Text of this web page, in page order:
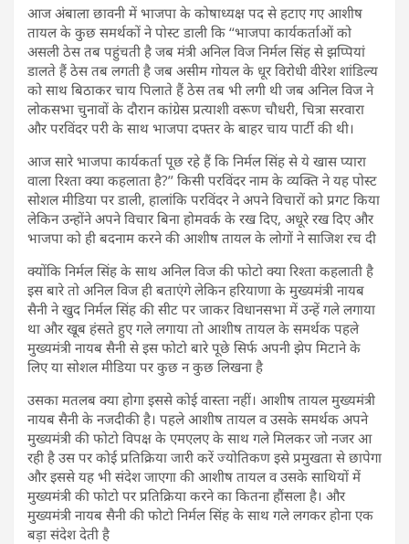
आज अंबाला छावनी में भाजपा के कोषाध्यक्ष पद से हटाए गए आशीष
तायल के कुछ समर्थकों ने पोस्ट डाली कि ‘‘भाजपा कार्यकर्ताओं को
असली ठेस तब पहुंचती है जब मंत्री अनिल विज निर्मल सिंह से झप्पियां
डालते हैं ठेस तब लगती है जब असीम गोयल के धूर विरोधी वीरेश शांडिल्य
को साथ बिठाकर चाय पिलाते हैं ठेस तब भी लगी थी जब अनिल विज ने
लोकसभा चुनावों के दौरान कांग्रेस प्रत्याशी वरूण चौधरी, चित्रा सरवारा
और परविंदर परी के साथ भाजपा दफ्तर के बाहर चाय पार्टी की थी।
आज सारे भाजपा कार्यकर्ता पूछ रहे हैं कि निर्मल सिंह से ये खास प्यारा
वाला रिश्ता क्या कहलाता है?’’ किसी परविंदर नाम के व्यक्ति ने यह पोस्ट
सोशल मीडिया पर डाली, हालांकि परविंदर ने अपने विचारों को प्रगट किया
लेकिन उन्होंने अपने विचार बिना होमवर्क के रख दिए, अधूरे रख दिए और
भाजपा को ही बदनाम करने की आशीष तायल के लोगों ने साजिश रच दी
क्योंकि निर्मल सिंह के साथ अनिल विज की फोटो क्या रिश्ता कहलाती है
इस बारे तो अनिल विज ही बताएंगे लेकिन हरियाणा के मुख्यमंत्री नायब
सैनी ने खुद निर्मल सिंह की सीट पर जाकर विधानसभा में उन्हें गले लगाया
था और खूब हंसते हुए गले लगाया तो आशीष तायल के समर्थक पहले
मुख्यमंत्री नायब सैनी से इस फोटो बारे पूछे सिर्फ अपनी झेप मिटाने के
लिए या सोशल मीडिया पर कुछ न कुछ लिखना है
उसका मतलब क्या होगा इससे कोई वास्ता नहीं। आशीष तायल मुख्यमंत्री
नायब सैनी के नजदीकी है। पहले आशीष तायल व उसके समर्थक अपने
मुख्यमंत्री की फोटो विपक्ष के एमएलए के साथ गले मिलकर जो नजर आ
रही है उस पर कोई प्रतिक्रिया जारी करें ज्योतिकण इसे प्रमुखता से छापेगा
और इससे यह भी संदेश जाएगा की आशीष तायल व उसके साथियों में
मुख्यमंत्री की फोटो पर प्रतिक्रिया करने का कितना हौंसला है। और
मुख्यमंत्री नायब सैनी की फोटो निर्मल सिंह के साथ गले लगकर होना एक
बड़ा संदेश देती है